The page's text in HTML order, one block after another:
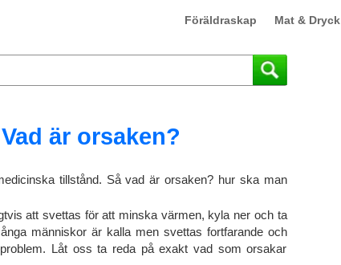
Föräldraskap Mat & Dryck
är orsaken?
tillstånd. Så vad är orsaken? hur ska man
att svettas för att minska värmen, kyla ner och ta
människor är kalla men svettas fortfarande och
Låt oss ta reda på exakt vad som orsakar